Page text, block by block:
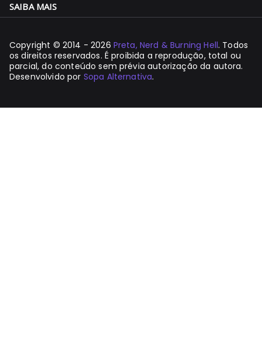
SAIBA MAIS
Copyright © 2014 - 2026 Preta, Nerd & Burning Hell. Todos
os direitos reservados. É proibida a reprodução, total ou
parcial, do conteúdo sem prévia autorização da autora.
Desenvolvido por Sopa Alternativa.